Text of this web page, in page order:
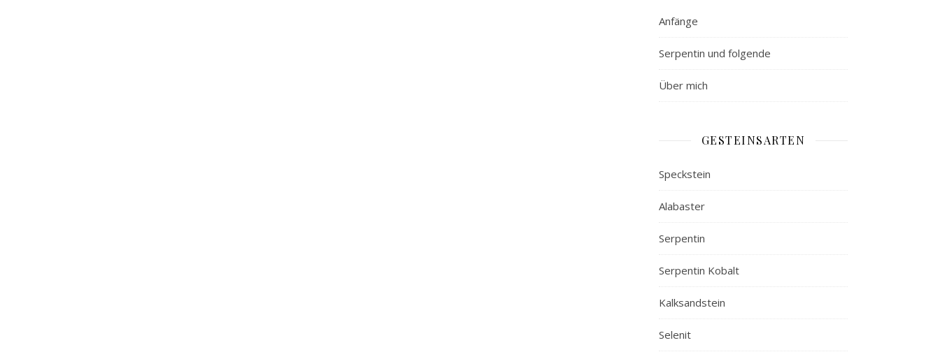
Anfänge
Serpentin und folgende
Über mich
GESTEINSARTEN
Speckstein
Alabaster
Serpentin
Serpentin Kobalt
Kalksandstein
Selenit